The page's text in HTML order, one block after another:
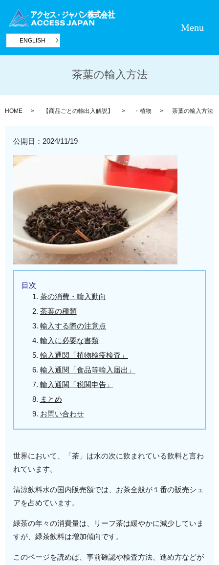
ENGLISH
Menu
茶葉の輸入方法
HOME 【商品ごとの輸出入解説】 ・植物 茶葉の輸入方法
公開日： 2024/11/19
目次
茶の消費・輸入動向
茶葉の種類
輸入する際の注意点
輸入に必要な書類
輸入通関「植物検疫検査」
輸入通関「食品等輸入届出」
輸入通関「税関申告」
まとめ
お問い合わせ
世界において、「茶」は水の次に飲まれている飲料と言わ
れています。
清涼飲料水の国内販売額では、お茶全般が１番の販売シェ
アを占めています。
緑茶の年々の消費量は、リーフ茶は緩やかに減少していま
すが、緑茶飲料は増加傾向です。
このページを読めば、事前確認や検査方法、進め方などが